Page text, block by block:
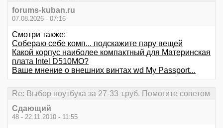
forums-kuban.ru
07.08.2026 - 07:16
Смотри также:
Собераю себе комп... подскажите пару вещей
Какой корпус наиболее компактный для Материнская
плата Intel D510MO?
Ваше мнение о внешних винтах wd My Passport...
Re: Выбор ноутбука за 27-33 т.руб. Помогите советом
Сдающий
48 - 22.11.2010 - 11:55